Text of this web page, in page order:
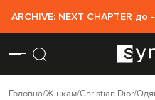
ARCHIVE: NEXT CHAPTER до
Головна Жінкам Christian Dior